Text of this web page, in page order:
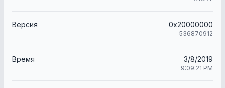
Версия 0x20000000
536870912
Время 3/8/2019
9:09:21 PM